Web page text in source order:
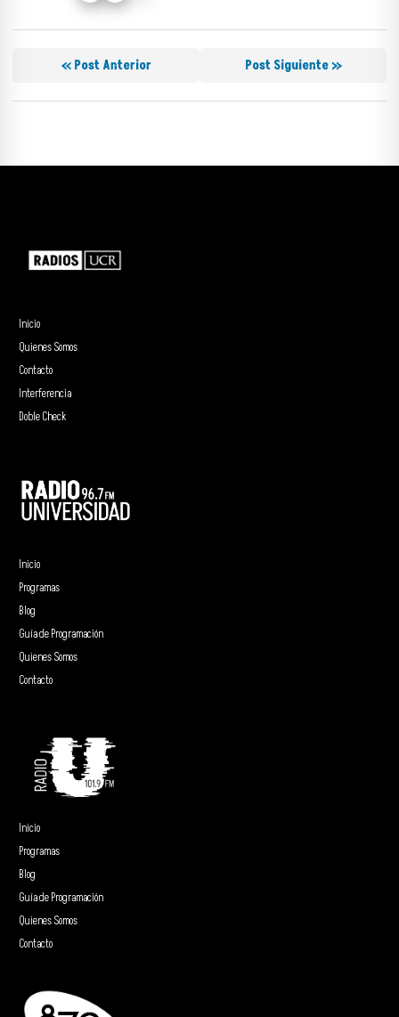
« Post Anterior Post Siguiente »
Inicio
Quienes Somos
Contacto
Interferencia
Doble Check
Inicio
Programas
Blog
Guía de Programación
Quienes Somos
Contacto
Inicio
Programas
Blog
Guía de Programación
Quienes Somos
Contacto